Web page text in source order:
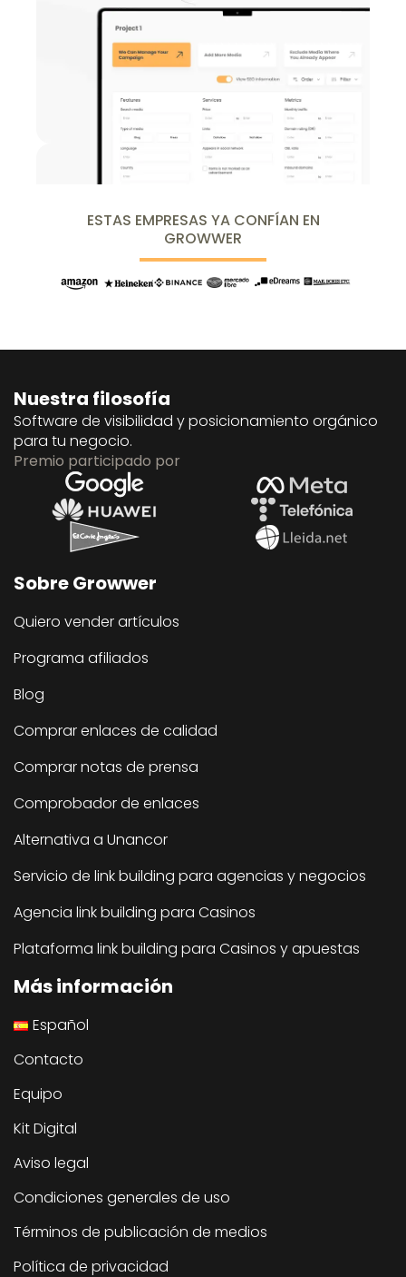
ESTAS EMPRESAS YA CONFÍAN EN
GROWWER
Nuestra filosofía
Software de visibilidad y posicionamiento orgánico
para tu negocio.
Premio participado por
Sobre Growwer
Quiero vender artículos
Programa afiliados
Blog
Comprar enlaces de calidad
Comprar notas de prensa
Comprobador de enlaces
Alternativa a Unancor
Servicio de link building para agencias y negocios
Agencia link building para Casinos
Plataforma link building para Casinos y apuestas
Más información
Español
Contacto
Equipo
Kit Digital
Aviso legal
Condiciones generales de uso
Términos de publicación de medios
Política de privacidad